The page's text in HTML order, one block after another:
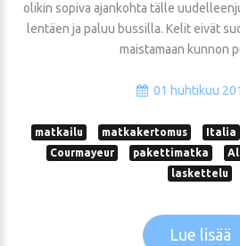
olikin sopiva ajankohta tälle
lentäen ja paluu bussilla. Kelit eivät
maistamaan kunnon
01 huhtikuu
matkailu matkakertomus Italia
Courmayeur
pakettimatka
laskettelu
Lue lisää